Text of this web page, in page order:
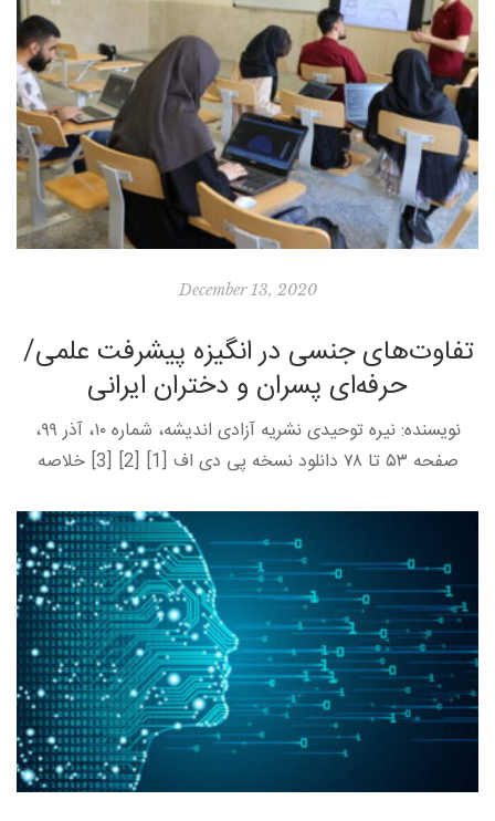
December 13, 2020
تفاوت‌های جنسی در انگیزه پیشرفت علمی/
حرفه‌ای پسران و دختران ایرانی
نویسنده: نیره توحیدی نشریه آزادی اندیشه، شماره ۱۰، آذر ۹۹،
صفحه ۵۳ تا ۷۸ دانلود نسخه پی دی اف [1] [2] [3] خلاصه